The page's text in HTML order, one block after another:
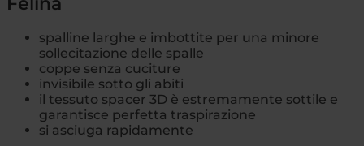
spalline larghe e imbottite per una minore
sollecitazione delle spalle
coppe senza cuciture
invisibile sotto gli abiti
il tessuto spacer 3D è estremamente sottile e
garantisce perfetta traspirazione
si asciuga rapidamente